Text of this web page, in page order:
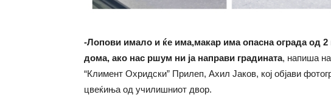
-Лопови имало и ќе има,макар има опасна ограда од
дома, ако нас ршум ни ја направи градината, напиша
“Климент Охридски” Прилеп, Ахил Јаков, кој објави
цвеќиња од училишниот двор.